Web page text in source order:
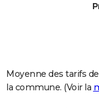
Bricolage
Lifestyle
Culture
Sport
Auto
Television
Voyage
Cinema
Moyenne des tarifs
la commune. (Voir la